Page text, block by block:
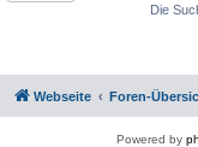
Die
Webseite Foren-
Powered by